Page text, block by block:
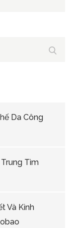
Da Công
Tìm
Và Kinh